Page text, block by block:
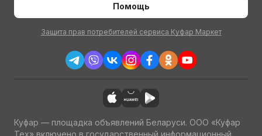
Помощь
Защита прав потребителей сервиса Куфар Маркет
Куфар — площадка объявлений Беларуси. ООО «Куфар
Тех» включено в государственный информационный